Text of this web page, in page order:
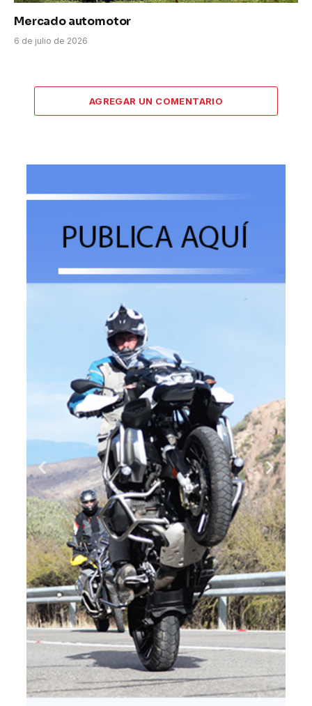
Mercado automotor
6 de julio de 2026
AGREGAR UN COMENTARIO